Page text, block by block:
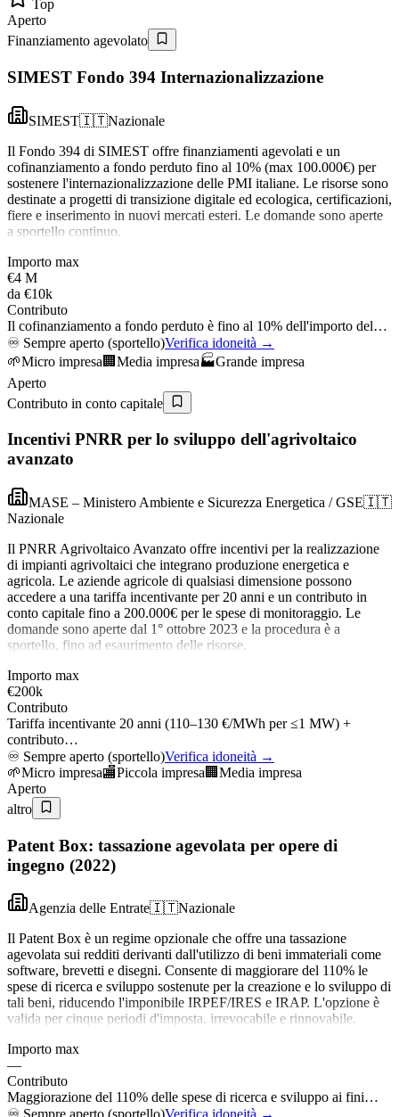
Top
Aperto
Finanziamento agevolato
SIMEST Fondo 394 Internazionalizzazione
SIMEST🇮🇹Nazionale
Il Fondo 394 di SIMEST offre finanziamenti agevolati e un
cofinanziamento a fondo perduto fino al 10% (max 100.000€) per
sostenere l'internazionalizzazione delle PMI italiane. Le risorse sono
destinate a progetti di transizione digitale ed ecologica, certificazioni,
fiere e inserimento in nuovi mercati esteri. Le domande sono aperte
a sportello continuo.
Importo max
€4 M
da €10k
Contributo
Il cofinanziamento a fondo perduto è fino al 10% dell'importo del…
♾️ Sempre aperto (sportello)Verifica idoneità →
🌱Micro impresa 🏢 Media impresa🏭Grande impresa
Aperto
Contributo in conto capitale
Incentivi PNRR per lo sviluppo dell'agrivoltaico
avanzato
MASE – Ministero Ambiente e Sicurezza Energetica / GSE🇮🇹
Nazionale
Il PNRR Agrivoltaico Avanzato offre incentivi per la realizzazione
di impianti agrivoltaici che integrano produzione energetica e
agricola. Le aziende agricole di qualsiasi dimensione possono
accedere a una tariffa incentivante per 20 anni e un contributo in
conto capitale fino a 200.000€ per le spese di monitoraggio. Le
domande sono aperte dal 1° ottobre 2023 e la procedura è a
sportello, fino ad esaurimento delle risorse.
Importo max
€200k
Contributo
Tariffa incentivante 20 anni (110–130 €/MWh per ≤1 MW) +
contributo…
♾️ Sempre aperto (sportello)Verifica idoneità →
🌱Micro impresa🏬Piccola impresa 🏢 Media impresa
Aperto
altro
Patent Box: tassazione agevolata per opere di
ingegno (2022)
Agenzia delle Entrate🇮🇹Nazionale
Il Patent Box è un regime opzionale che offre una tassazione
agevolata sui redditi derivanti dall'utilizzo di beni immateriali come
software, brevetti e disegni. Consente di maggiorare del 110% le
spese di ricerca e sviluppo sostenute per la creazione e lo sviluppo di
tali beni, riducendo l'imponibile IRPEF/IRES e IRAP. L'opzione è
valida per cinque periodi d'imposta, irrevocabile e rinnovabile.
Importo max
—
Contributo
Maggiorazione del 110% delle spese di ricerca e sviluppo ai fini…